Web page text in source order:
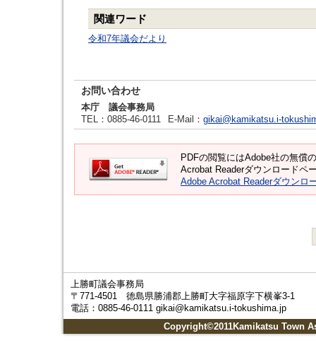
関連ワード
令和7年議会だより
お問い合わせ
本庁 議会事務局
TEL ：0885-46-0111 E-Mail ： gikai@kamikatsu.i-
PDFの閲覧にはAdobe社の無償
Acrobat Readerダウンロードペ
Adobe Acrobat Readerダウンロ
上勝町議会事務局
〒771-4501 徳島県勝浦郡上勝町大字福原字下横峯3-1
電話：0885-46-0111 gikai@kamikatsu.i-tokushima.jp
Copyright©2011Kamikatsu Town